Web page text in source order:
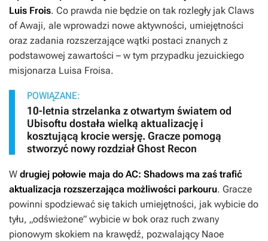
Luis Frois. Co prawda nie będzie on tak rozległy jak Claws
of Awaji, ale wprowadzi nowe aktywności, umiejętności
oraz zadania rozszerzające wątki postaci znanych z
podstawowej zawartości – w tym przypadku jezuickiego
misjonarza Luisa Froisa.
POWIĄZANE:
10-letnia strzelanka z otwartym światem od
Ubisoftu dostała wielką aktualizację i
kosztującą krocie wersję. Gracze pomogą
stworzyć nowy rozdział Ghost Recon
W drugiej połowie maja do AC: Shadows ma zaś trafić
aktualizacja rozszerzająca możliwości parkouru. Gracze
powinni spodziewać się takich umiejętności, jak wybicie do
tyłu, „odświeżone” wybicie w bok oraz ruch zwany
pionowym skokiem na krawędź, pozwalający Naoe